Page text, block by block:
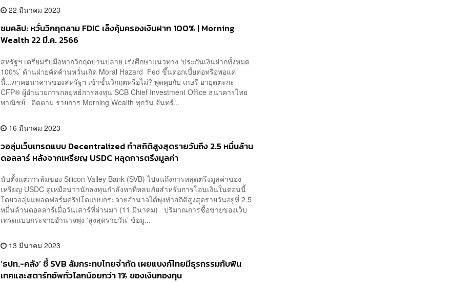
22 มีนาคม 2023
ชมคลิป: หวั่นวิกฤตลาม FDIC เล็งคุ้มครองเงินฝาก 100% | Morning
Wealth 22 มี.ค. 2566
สหรัฐฯ เตรียมรับมือหากวิกฤตบานปลาย เร่งศึกษาแนวทาง ‘ประกันเงินฝากทั้งหมด
100%’ ด้านฝ่ายคัดค้านหวั่นเกิด Moral Hazard ‌ Fed ขึ้นดอกเบี้ยต่อหรือพอแค่
นี้...ภาคธนาคารของสหรัฐฯ เข้าขั้นวิกฤตหรือไม่? พูดคุยกับ เกษรี อายุตตะกะ
CFP® ผู้อำนวยการกลยุทธ์การลงทุน SCB Chief Investment Office ธนาคารไทย
พาณิชย์ ติดตาม รายการ Morning Wealth ทุกวัน จันทร์...
16 มีนาคม 2023
วอลุ่มเว็บเทรดแบบ Decentralized ทำสถิติสูงสุดรายวันถึง 2.5 หมื่นล้าน
ดอลลาร์ หลังจากเหรียญ USDC หลุดการตรึงมูลค่า
นับตั้งแต่การล้มของ Silicon Valley Bank (SVB) ไปจนถึงการหลุดตรึงมูลค่าของ
เหรียญ USDC ดูเหมือนว่านักลงทุนกำลังหาที่หลบภัยสำหรับการโอนเงินในตอนนี้
โดยวอลุ่มแพลตฟอร์มคริปโตแบบกระจายอำนาจได้พุ่งทำสถิติสูงสุดรายวันอยู่ที่ 2.5
หมื่นล้านดอลลาร์เมื่อวันเสาร์ที่ผ่านมา (11 มีนาคม) ปริมาณการซื้อขายของเว็บ
เทรดแบบกระจายอำนาจพุ่ง ‘สูงสุดรายวัน’ ข้อมู...
13 มีนาคม 2023
‘ธปท.-คลัง’ ชี้ SVB ล้มกระทบไทยจำกัด เผยแบงก์ไทยมีธุรกรรมกับฟิน
เทคและสตาร์ทอัพทั่วโลกน้อยกว่า 1% ของเงินกองทุน